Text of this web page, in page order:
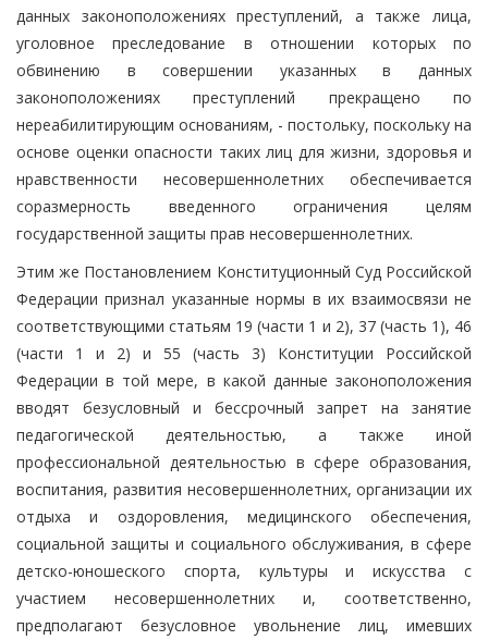
данных законоположениях преступлений, а также лица,
уголовное преследование в отношении которых по
обвинению в совершении указанных в данных
законоположениях преступлений прекращено по
нереабилитирующим основаниям, - постольку, поскольку на
основе оценки опасности таких лиц для жизни, здоровья и
нравственности несовершеннолетних обеспечивается
соразмерность введенного ограничения целям
государственной защиты прав несовершеннолетних.
Этим же Постановлением Конституционный Суд Российской
Федерации признал указанные нормы в их взаимосвязи не
соответствующими статьям 19 (части 1 и 2), 37 (часть 1), 46
(части 1 и 2) и 55 (часть 3) Конституции Российской
Федерации в той мере, в какой данные законоположения
вводят безусловный и бессрочный запрет на занятие
педагогической деятельностью, а также иной
профессиональной деятельностью в сфере образования,
воспитания, развития несовершеннолетних, организации их
отдыха и оздоровления, медицинского обеспечения,
социальной защиты и социального обслуживания, в сфере
детско-юношеского спорта, культуры и искусства с
участием несовершеннолетних и, соответственно,
предполагают безусловное увольнение лиц, имевших